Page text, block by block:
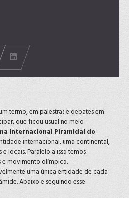
termo, em palestras e debates em
que ficou usual no meio
Internacional Piramidal do
internacional, uma continental,
locais. Paralelo a isso temos
e movimento olímpico.
uma única entidade de cada
Abaixo e seguindo esse